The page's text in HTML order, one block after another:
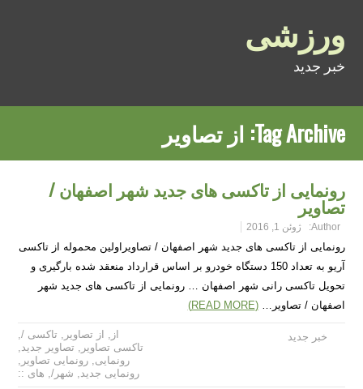
ورزشی
خبر جدید
Tag Archive: از تصاویر
رونمایی از تاکسی های جدید شهر اصفهان /
تصاویر
Author: ژوئن 1, 2016
رونمایی از تاکسی های جدید شهر اصفهان / تصاویراولین محموله از تاکسی
آریو به تعداد 150 دستگاه خودرو بر اساس قرارداد منعقد شده بارگیری و
تحویل تاکسی رانی شهر اصفهان … رونمایی از تاکسی های جدید شهر
اصفهان / تصاویر…(READ MORE)
خبر جدید از , از تصاویر , تاکسی /,
تاکسی تصاویر , تصاویر جدید,
رونمایی, رونمایی تصاویر ,
رونمایی جدید, شهر/, های ::